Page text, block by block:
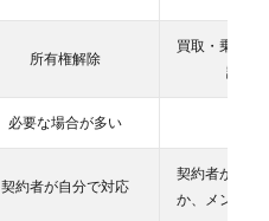
所有権解除
買取・乗換・
譲渡
必要な場合が多い
契約者が自分で対応
契約者が自分
か、メンテン